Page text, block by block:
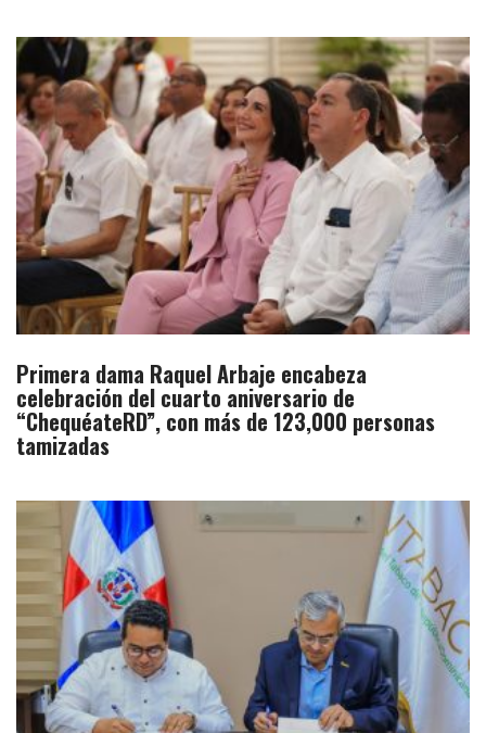
Primera dama Raquel Arbaje encabeza
celebración del cuarto aniversario de
“ChequéateRD”, con más de 123,000 personas
tamizadas